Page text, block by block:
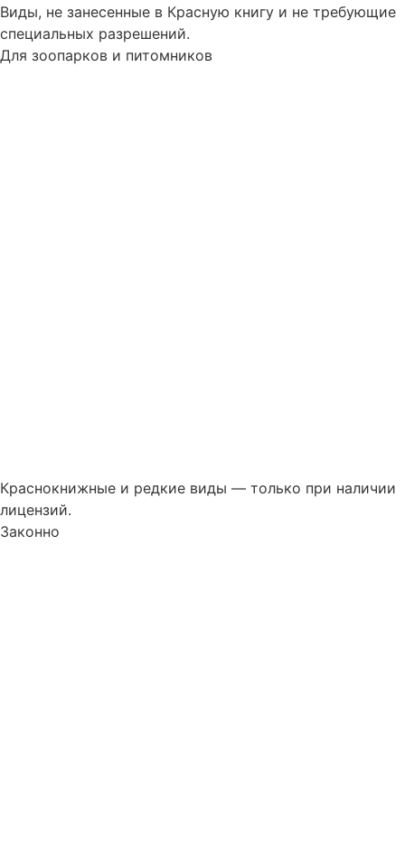
Виды, не занесенные в Красную книгу и не требующие
специальных разрешений.
Для зоопарков и питомников
Краснокнижные и редкие виды — только при наличии
лицензий.
Законно